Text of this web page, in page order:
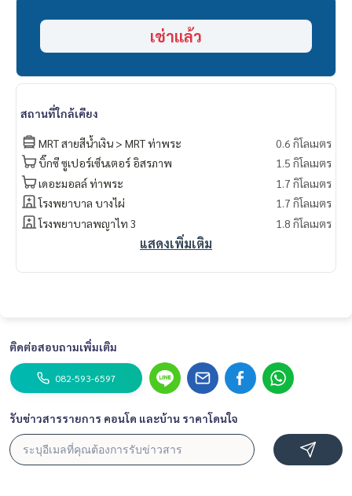
เช่าแล้ว
สถานที่ใกล้เคียง
MRT สายสีน้ำเงิน > MRT ท่าพระ
0.6 กิโลเมตร
บิ๊กซี ซูเปอร์เซ็นเตอร์ อิสรภาพ
1.5 กิโลเมตร
เดอะมอลล์ ท่าพระ
1.7 กิโลเมตร
โรงพยาบาล บางไผ่
1.7 กิโลเมตร
โรงพยาบาลพญาไท 3
1.8 กิโลเมตร
แสดงเพิ่มเติม
ติดต่อสอบถามเพิ่มเติม
082-593-6597
รับข่าวสารรายการ คอนโด และบ้าน ราคาโดนใจ